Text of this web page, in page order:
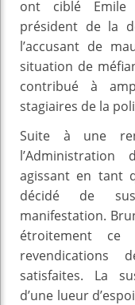
ont ciblé Emile
président de la
l’accusant de
situation de
contribué à
stagiaires de la
Suite à une
agissant en tant
décidé de
manifestation.
étroitement ce
revendications
satisfaites. La
d’une lueur